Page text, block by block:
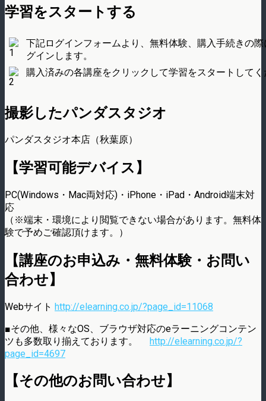
学習をスタートする
下記ログインフォームより、無料体験、購入手続きの
グインします。
購入済みの各講座をクリックして学習をスタートして
撮影したパンダスタジオ
パンダスタジオ本店（秋葉原）
【学習可能デバイス】
PC(Windows・Mac両対応)・iPhone・iPad・Android端末対
応
（※端末・環境により閲覧できない場合があります。無料体
験で予めご確認頂けます。）
【講座のお申込み・無料体験・お問い
合わせ】
Webサイト http://elearning.co.jp/?page_id=11068
■その他、様々なOS、ブラウザ対応のeラーニングコンテン
ツも多数取り揃えております。 http://elearning.co.jp/?
page_id=4697
【その他のお問い合わせ】